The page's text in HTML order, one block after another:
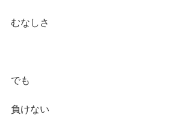
むなしさ
でも
負けない